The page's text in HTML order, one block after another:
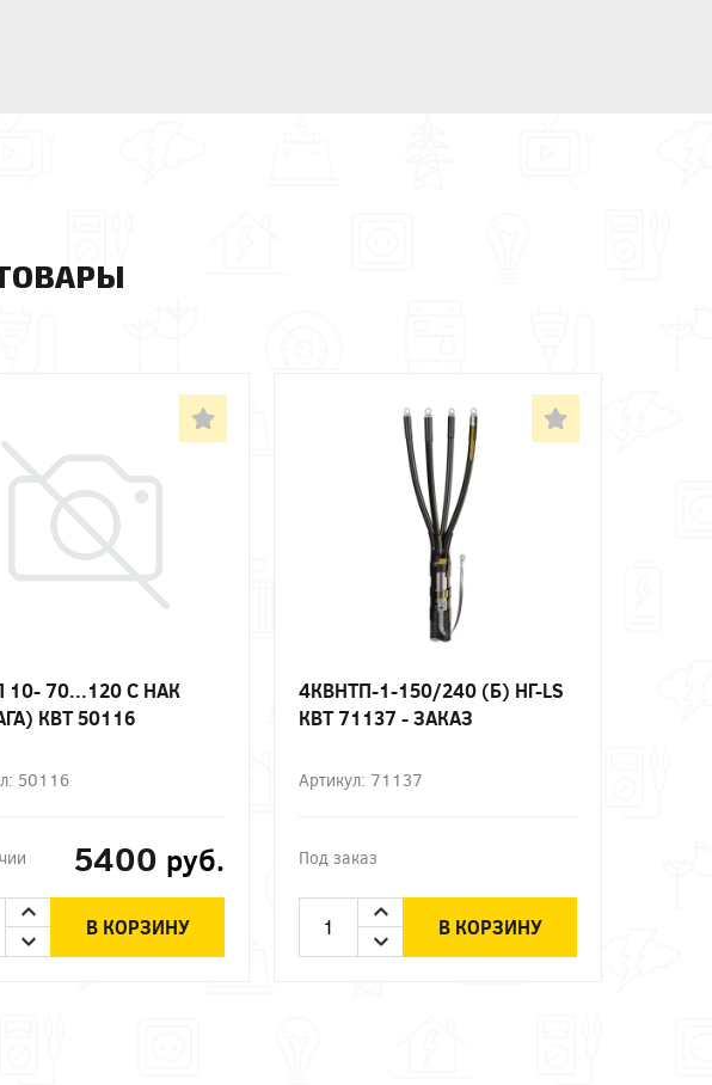
10- 70...120 С НАК
КВТ 50116
50116
5400 руб.
В КОРЗИНУ
4КВНТП-1-150/240 (Б) НГ-LS
КВТ 71137 - ЗАКАЗ
Артикул: 71137
Под заказ
В КОРЗИНУ